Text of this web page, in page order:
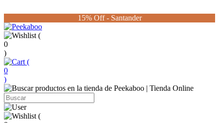
15% Off - Santander
(
0
)
(
0
)
(